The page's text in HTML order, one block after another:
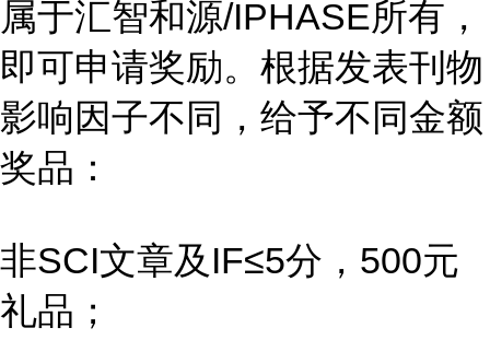
属于汇智和源/IPHASE所有，
即可申请奖励。根据发表刊物
影响因子不同，给予不同金额
奖品：
非SCI文章及IF≤5分，500元
礼品；